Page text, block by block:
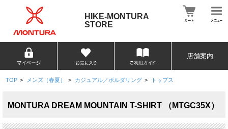
HIKE-MONTURA
STORE
店舗案内
TOP > メンズ（春夏） > カジュアル／ボルダリング > トップス
MONTURA DREAM MOUNTAIN T-SHIRT （MTGC35X）